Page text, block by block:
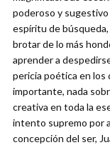
poderoso y
espíritu de
brotar de lo más
aprender a
pericia poética en los
importante, nada
creativa en toda la
intento supremo por
concepción del ser,